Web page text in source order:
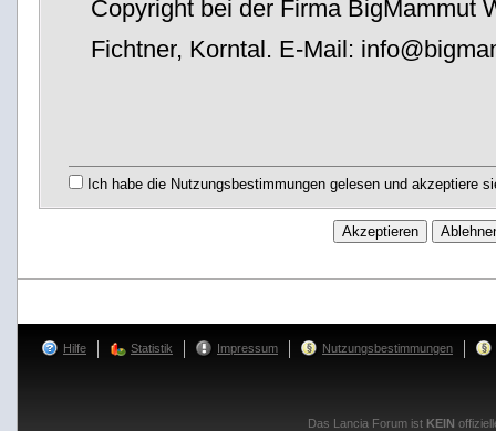
Copyright bei der Firma BigMammut
Fichtner, Korntal. E-Mail: info@big
Ich habe die Nutzungsbestimmungen gelesen und akzeptiere
Hilfe Statistik Impressum Nutzungsbestimmungen
Das Lancia Forum ist KEIN